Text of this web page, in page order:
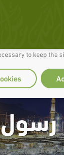
work well for you
to keep the
رسول